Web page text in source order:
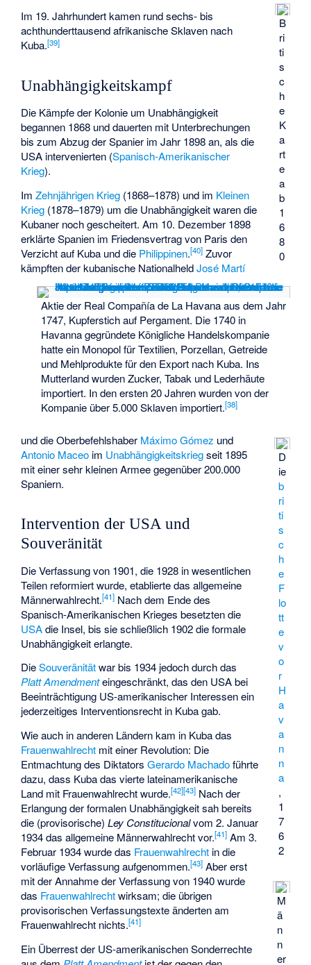
B
ri
ti
s
c
h
e
K
a
rt
e
a
b
1
6
8
0
Aktie der Real Compañía de La Havana aus dem Jahr
1747, Kupferstich auf Pergament. Die 1740 in
Havanna gegründete Königliche Handelskompanie
hatte ein Monopol für Textilien, Porzellan, Getreide
und Mehlprodukte für den Export nach Kuba. Ins
Mutterland wurden Zucker, Tabak und Lederhäute
importiert. In den ersten 20 Jahren wurden von der
Kompanie über 5.000 Sklaven importiert.[38]
D
ie
b
ri
ti
s
c
h
e
F
lo
tt
e
v
o
r
H
a
v
a
n
n
a
,
1
7
6
2
Im 19. Jahrhundert kamen rund sechs- bis
achthunderttausend afrikanische Sklaven nach
Kuba.[39]
Unabhängigkeitskampf
Die Kämpfe der Kolonie um Unabhängigkeit
begannen 1868 und dauerten mit Unterbrechungen
bis zum Abzug der Spanier im Jahr 1898 an, als die
USA intervenierten (Spanisch-Amerikanischer
Krieg).
ImZehnjährigen Krieg (1868–1878) und im Kleinen
Krieg (1878–1879) um die Unabhängigkeit waren die
Kubaner noch gescheitert. Am 10. Dezember 1898
erklärte Spanien im Friedensvertrag von Paris den
Verzicht auf Kuba und die Philippinen.[40] Zuvor
kämpften der kubanische NationalheldJosé Martí
und die Oberbefehlshaber Máximo Gómez und
Antonio Maceo im Unabhängigkeitskriegseit 1895
mit einer sehr kleinen Armee gegenüber 200.000
Spaniern.
M
ä
n
n
er
Intervention der USA und
Souveränität
Die Verfassung von 1901, die 1928 in wesentlichen
Teilen reformiert wurde, etablierte das allgemeine
Männerwahlrecht.[41] Nach dem Ende des
Spanisch-Amerikanischen Krieges besetzten die
USAdie Insel, bis sie schließlich 1902 die formale
Unabhängigkeit erlangte.
DieSouveränitätwar bis 1934 jedoch durch das
Platt Amendmenteingeschränkt, das den USA bei
Beeinträchtigung US-amerikanischer Interessen ein
jederzeitiges Interventionsrecht in Kuba gab.
Wie auch in anderen Ländern kam in Kuba das
Frauenwahlrecht mit einer Revolution: Die
Entmachtung des DiktatorsGerardo Machadoführte
dazu, dass Kuba das vierte lateinamerikanische
Land mit Frauenwahlrecht wurde.[42][43] Nach der
Erlangung der formalen Unabhängigkeit sah bereits
die (provisorische)Ley Constitucionalvom 2. Januar
1934 das allgemeine Männerwahlrecht vor.[41] Am 3.
Februar 1934 wurde das Frauenwahlrecht in die
vorläufige Verfassung aufgenommen.[43] Aber erst
mit der Annahme der Verfassung von 1940 wurde
das Frauenwahlrechtwirksam; die übrigen
provisorischen Verfassungstexte änderten am
Frauenwahlrecht nichts.[41]
Ein Überrest der US-amerikanischen Sonderrechte